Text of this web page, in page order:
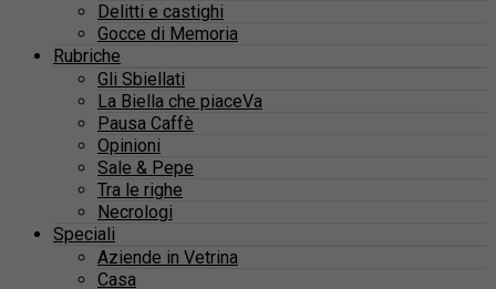
Delitti e castighi
Gocce di Memoria
Rubriche
Gli Sbiellati
La Biella che piaceVa
Pausa Caffè
Opinioni
Sale & Pepe
Tra le righe
Necrologi
Speciali
Aziende in Vetrina
Casa